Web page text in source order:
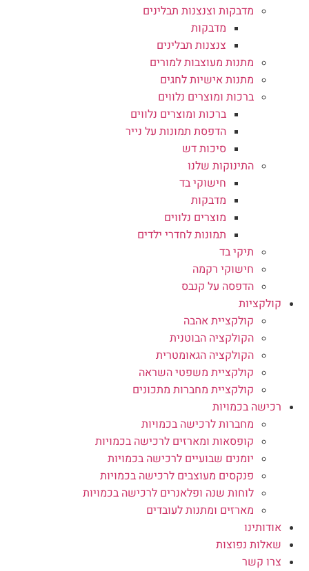
מדבקות וצנצנות תבלינים
מדבקות
צנצנות תבלינים
מתנות מעוצבות למורים
מתנות אישיות לחגים
ברכות ומוצרים נלווים
ברכות ומוצרים נלווים
הדפסת תמונות על נייר
סיכות דש
התינוקות שלנו
חישוקי בד
מדבקות
מוצרים נלווים
תמונות לחדרי ילדים
תיקי בד
חישוקי רקמה
הדפסה על קנבס
קולקציות
קולקציית אהבה
הקולקציה הבוטנית
הקולקציה הגאומטרית
קולקציית משפטי השראה
קולקציית מחברות מתכונים
רכישה בכמויות
מחברות לרכישה בכמויות
קופסאות ומארזים לרכישה בכמויות
יומנים שבועיים לרכישה בכמויות
פנקסים מעוצבים לרכישה בכמויות
לוחות שנה ופלאנרים לרכישה בכמויות
מארזים ומתנות לעובדים
אודותינו
שאלות נפוצות
צרו קשר